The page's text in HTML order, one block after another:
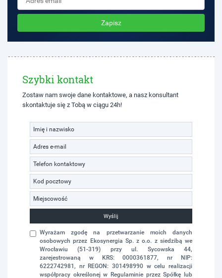
Zapisz
Szybki kontakt
Zostaw nam swoje dane kontaktowe, a nasz konsultant
skontaktuje się z Tobą w ciągu 24h!
Wyślij
Wyrażam zgodę na przetwarzanie moich danych
osobowych przez Ekosynergia Sp. z o.o. z siedzibą we
Wrocławiu (51-319) przy ul. Sycowska 44,
zarejestrowaną w KRS: 0000361877, nr NIP:
6222742981, nr REGON: 301498990 w celu realizacji
współpracy określonej w Regulaminie przez Spółkę lub